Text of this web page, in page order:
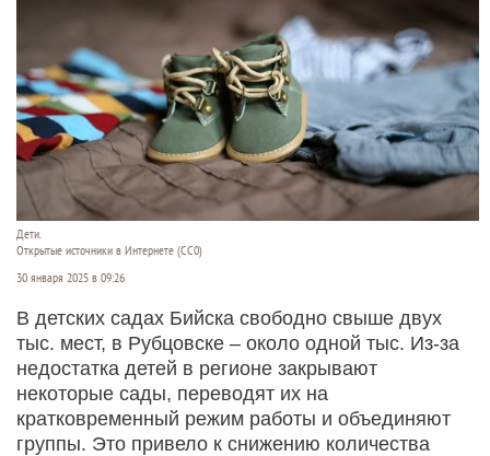
Дети.
Открытые источники в Интернете (СС0)
30 января 2025 в 09:26
В детских садах Бийска свободно свыше двух
тыс. мест, в Рубцовске – около одной тыс. Из-за
недостатка детей в регионе закрывают
некоторые сады, переводят их на
кратковременный режим работы и объединяют
группы. Это привело к снижению количества